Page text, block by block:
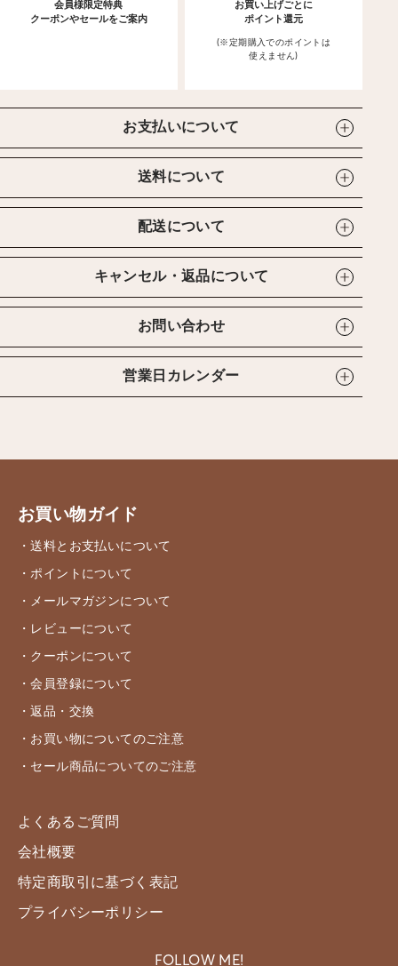
会員様限定特典
クーポンやセールをご案内
お買い上げごとに
ポイント還元
(※定期購入でのポイントは
使えません)
お支払いについて
送料について
配送について
キャンセル・返品について
お問い合わせ
営業日カレンダー
お買い物ガイド
・送料とお支払いについて
・ポイントについて
・メールマガジンについて
・レビューについて
・クーポンについて
・会員登録について
・返品・交換
・お買い物についてのご注意
・セール商品についてのご注意
よくあるご質問
会社概要
特定商取引に基づく表記
プライバシーポリシー
FOLLOW ME!